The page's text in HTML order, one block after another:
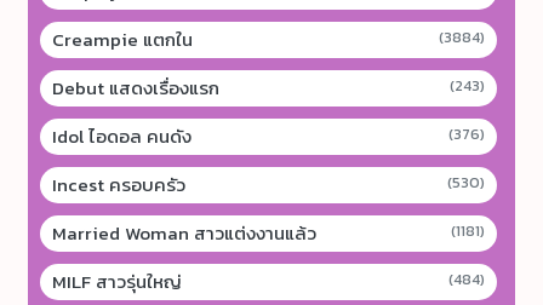
Creampie แตกใน (3884)
Debut แสดงเรื่องแรก (243)
Idol ไอดอล คนดัง (376)
Incest ครอบครัว (530)
Married Woman สาวแต่งงานแล้ว (1181)
MILF สาวรุ่นใหญ่ (484)